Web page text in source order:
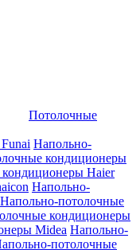
Потолочные
Напольно-
кондиционеры
Haier
Напольно-
Напольно-потолочные
кондиционеры
Midea Напольно-
потолочные